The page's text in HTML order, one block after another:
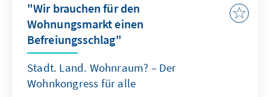
"Wir brauchen für den
Wohnungsmarkt einen
Befreiungsschlag"
Stadt. Land. Wohnraum? – Der
Wohnkongress für alle